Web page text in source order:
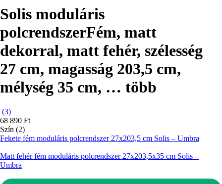
Solis moduláris
polcrendszerFém, matt
dekorral, matt fehér, szélesség
27 cm, magasság 203,5 cm,
mélység 35 cm, … több
(3)
68 890 Ft
Szín (2)
Fekete fém moduláris polcrendszer 27x203,5 cm Solis – Umbra
Matt fehér fém moduláris polcrendszer 27x203,5x35 cm Solis –
Umbra